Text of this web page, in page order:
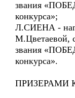
звания
конкурса»;
Л.СИЕНА -
М.Цветаевой,
звания
конкурса».
ПРИЗЕРАМИ